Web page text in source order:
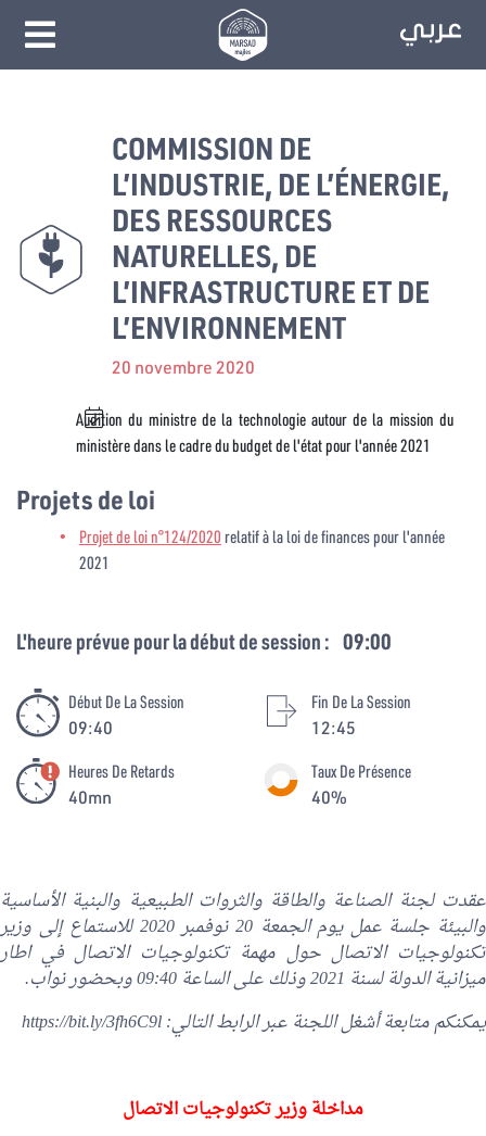
COMMISSION DE
L’INDUSTRIE, DE L’ÉNERGIE,
DES RESSOURCES
NATURELLES, DE
L’INFRASTRUCTURE ET DE
L’ENVIRONNEMENT
20 novembre 2020
Audition du ministre de la technologie autour de la mission du
ministère dans le cadre du budget de l'état pour l'année 2021
Projets de loi
Projet de loi n°124/2020relatif à la loi de finances pour l'année
2021
L'heure prévue pour la début de session : 09:00
Début De La Session
09:40
Fin De La Session
12:45
Heures De Retards
40mn
Taux De Présence
40%
عقدت لجنة الصناعة والطاقة والثروات الطبيعية والبنية الأساسية
والبيئة جلسة عمل يوم الجمعة 20 نوفمبر 2020 للاستماع إلى وزير
تكنولوجيات الاتصال حول مهمة تكنولوجيات الاتصال في اطار
ميزانية الدولة لسنة 2021 وذلك على الساعة 09:40 وبحضور نواب.
يمكنكم متابعة أشغل اللجنة عبر الرابط التالي:https://bit.ly/3fh6C9l
مداخلة وزير تكنولوجيات الاتصال